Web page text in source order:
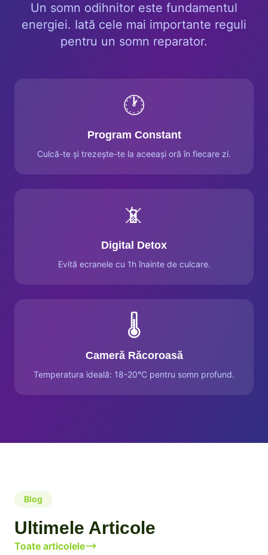
Un somn odihnitor este fundamentul
energiei. Iată cele mai importante reguli
pentru un somn reparator.
🕐
Program Constant
Culcă-te și trezește-te la aceeași oră în fiecare zi.
📵
Digital Detox
Evită ecranele cu 1h înainte de culcare.
🌡️
Cameră Răcoroasă
Temperatura ideală: 18-20°C pentru somn profund.
Blog
Ultimele Articole
Toate articolele